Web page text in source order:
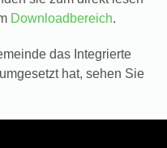
Downloadbereich.
das Integrierte
hat, sehen Sie